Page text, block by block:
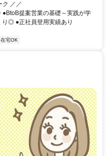
ク ／／
提案営業の基礎～実践が学
◎ ●正社員登用実績あり
在宅OK